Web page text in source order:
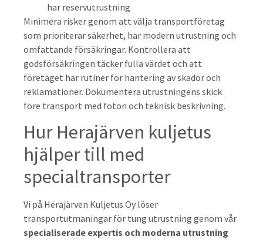
har reservutrustning
Minimera risker genom att välja transportföretag
som prioriterar säkerhet, har modern utrustning och
omfattande försäkringar. Kontrollera att
godsförsäkringen täcker fulla värdet och att
företaget har rutiner för hantering av skador och
reklamationer. Dokumentera utrustningens skick
före transport med foton och teknisk beskrivning.
Hur Herajärven kuljetus
hjälper till med
specialtransporter
Vi på Herajärven Kuljetus Oy löser
transportutmaningar för tung utrustning genom vår
specialiserade expertis och moderna utrustning